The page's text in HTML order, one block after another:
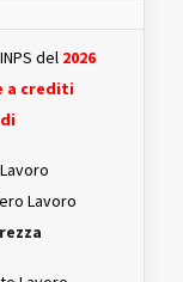
INPS del 2026
a crediti
Lavoro